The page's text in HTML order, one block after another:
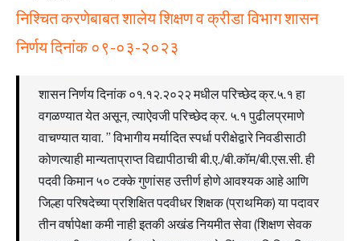
निश्चित करणेबाबत शालेय शिक्षण व क्रीडा विभाग शासन
निर्णय दिनांक ०९-०३-२०२३
शासन निर्णय दिनांक ०१.१२.२०२२ मधील परिच्छेद क्र.५.१ हा
वगळण्यात येत असून, त्याऐवजी परिच्छेद क्र. ५.१ पुढीलप्रमाणे
वाचण्यात यावा. ” विभागीय मर्यादित स्पर्धा परीक्षेद्वारे निवडीसाठी
कोणत्याही मान्यताप्राप्त विद्यापीठाची बी.ए./बी.कॉम/बी.एस.सी. ही
पदवी किमान ५० टक्के गुणांसह उत्तीर्ण होणे आवश्यक आहे आणि
जिल्हा परिषदेच्या प्रशिक्षित पदवीधर शिक्षक (प्राथमिक) या पदावर
तीन वर्षापेक्षा कमी नाही इतकी अखंड नियमीत सेवा (शिक्षण सेवक